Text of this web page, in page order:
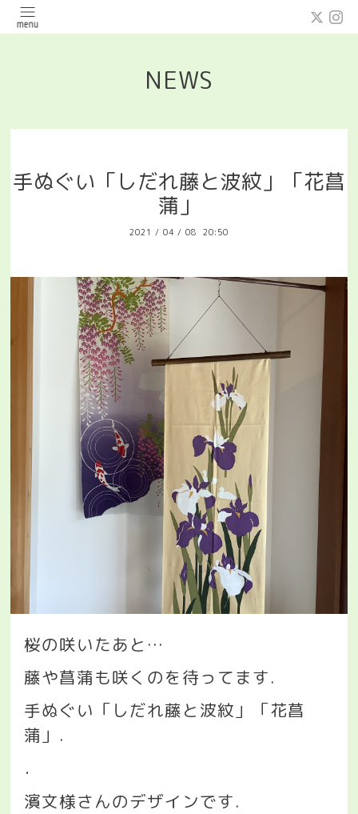
NEWS
手ぬぐい「しだれ藤と波紋」「花菖
蒲」
2021 / 04 / 08 20:50
桜の咲いたあと …
藤や菖蒲も咲くのを待ってます.
手ぬぐい「しだれ藤と波紋」「花菖
蒲」 .
．
濱文様さんのデザインです.